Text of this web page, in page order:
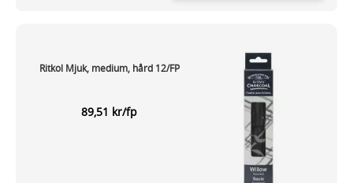
Ritkol Mjuk, medium, hård 12/FP
89,51 kr/fp